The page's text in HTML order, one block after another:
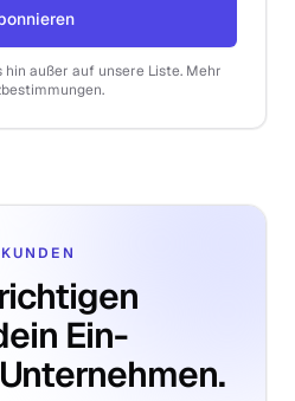
außer auf unsere Liste. Mehr
Ein-